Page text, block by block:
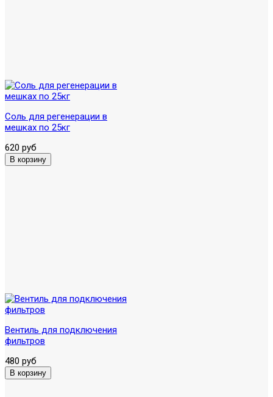
Соль для регенерации в
мешках по 25кг
620 руб
Вентиль для подключения
фильтров
480 руб